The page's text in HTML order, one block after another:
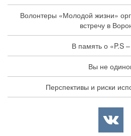
Волонтеры «Молодой жизни»
встречу в
В память о «P.S
Вы не
Перспективы и риски